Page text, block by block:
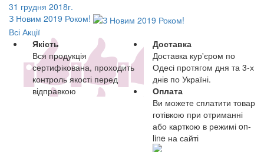
31 грудня 2018г.
З Новим 2019 Роком!
Всі Акції
Якість
Вся продукція
сертифікована, проходить
контроль якості перед
відправкою
Доставка
Доставка кур'єром по
Одесі протягом дня та 3-х
днів по Україні.
Оплата
Ви можете сплатити товар
готівкою при отриманні
або карткою в режимі on-
line на сайті